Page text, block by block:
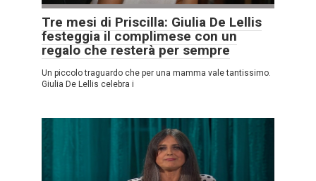
Tre mesi di Priscilla: Giulia De Lellis
festeggia il complimese con un
regalo che resterà per sempre
Un piccolo traguardo che per una mamma vale tantissimo.
Giulia De Lellis celebra i